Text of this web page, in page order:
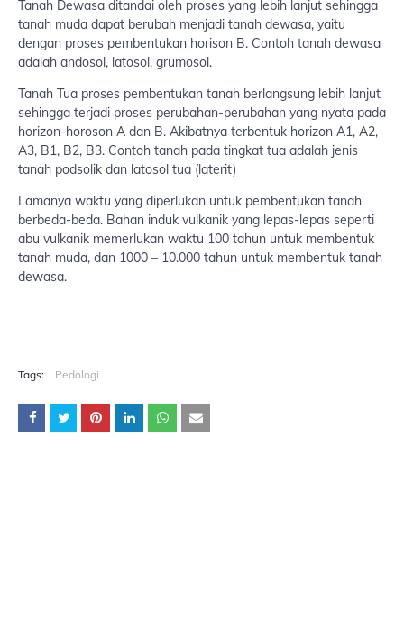
Tanah Dewasa ditandai oleh proses yang lebih lanjut sehingga
tanah muda dapat berubah menjadi tanah dewasa, yaitu
dengan proses pembentukan horison B. Contoh tanah dewasa
adalah andosol, latosol, grumosol.
Tanah Tua proses pembentukan tanah berlangsung lebih lanjut
sehingga terjadi proses perubahan-perubahan yang nyata pada
horizon-horoson A dan B. Akibatnya terbentuk horizon A1, A2,
A3, B1, B2, B3. Contoh tanah pada tingkat tua adalah jenis
tanah podsolik dan latosol tua (laterit)
Lamanya waktu yang diperlukan untuk pembentukan tanah
berbeda-beda. Bahan induk vulkanik yang lepas-lepas seperti
abu vulkanik memerlukan waktu 100 tahun untuk membentuk
tanah muda, dan 1000 – 10.000 tahun untuk membentuk tanah
dewasa.
Tags: Pedologi